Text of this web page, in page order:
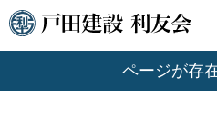
ページが存